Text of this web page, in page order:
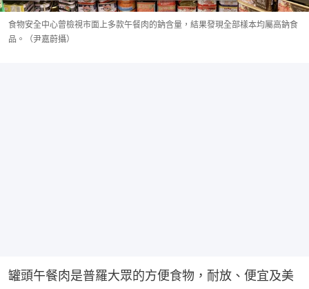
食物安全中心曾檢視市面上多款午餐肉的鈉含量，結果發現全部樣本均屬高鈉食
品。（尹嘉蔚攝）
罐頭午餐肉是普羅大眾的方便食物，耐放、便宜及美